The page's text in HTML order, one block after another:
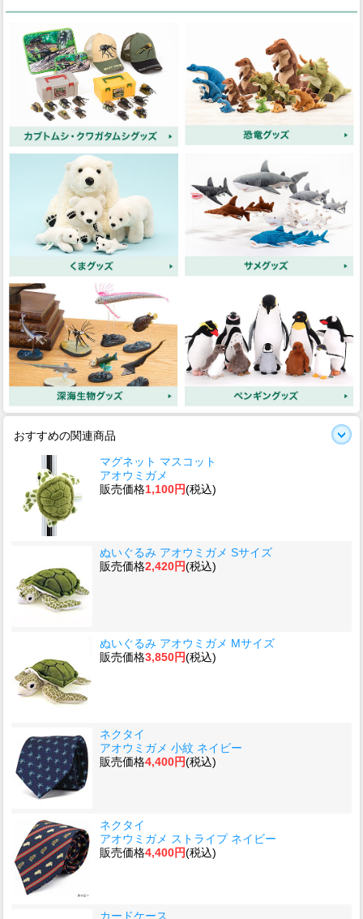
おすすめの関連商品
マグネット マスコット
アオウミガメ
販売価格1,100円(税込)
ぬいぐるみ アオウミガメ Sサイズ
販売価格2,420円(税込)
ぬいぐるみ アオウミガメ Mサイズ
販売価格3,850円(税込)
ネクタイ
アオウミガメ 小紋 ネイビー
販売価格4,400円(税込)
ネクタイ
アオウミガメ ストライプ ネイビー
販売価格4,400円(税込)
カードケース